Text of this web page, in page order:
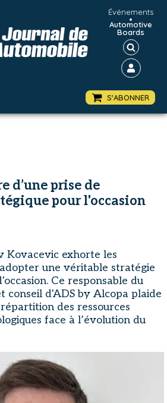
Événements
•
Automotive
Boards
S'ABONNER
d’une prise de
pour l'occasion
Kovacevic exhorte les
une véritable stratégie
Ce responsable du
conseil d'ADS by Alcopa plaide
des ressources
face à l’évolution du